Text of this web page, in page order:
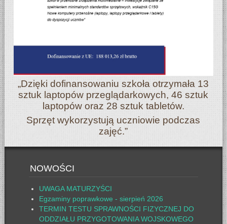
„Dzięki dofinansowaniu szkoła otrzymała 13
sztuk laptopów przeglądarkowych, 46 sztuk
laptopów oraz 28 sztuk tabletów.
Sprzęt wykorzystują uczniowie podczas
zajęć.”
NOWOŚCI
UWAGA MATURZYŚCI
Egzaminy poprawkowe - sierpień 2026
TERMIN TESTU SPRAWNOŚCI FIZYCZNEJ DO
ODDZIAŁU PRZYGOTOWANIA WOJSKOWEGO